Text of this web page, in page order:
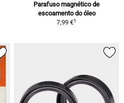
Parafuso magnético de
escoamento do óleo
7,99 €1